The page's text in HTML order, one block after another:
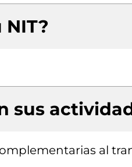
NIT?
sus
al